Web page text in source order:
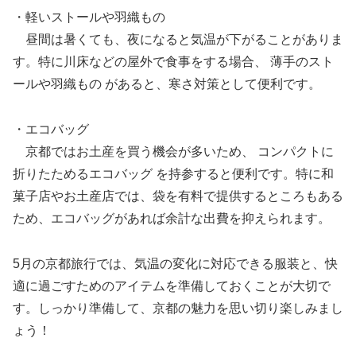
・軽いストールや羽織もの
昼間は暑くても、夜になると気温が下がることがありま
す。特に川床などの屋外で食事をする場合、 薄手のスト
ールや羽織もの があると、寒さ対策として便利です。
・エコバッグ
京都ではお土産を買う機会が多いため、 コンパクトに
折りたためるエコバッグ を持参すると便利です。特に和
菓子店やお土産店では、袋を有料で提供するところもある
ため、エコバッグがあれば余計な出費を抑えられます。
5月の京都旅行では、気温の変化に対応できる服装と、快
適に過ごすためのアイテムを準備しておくことが大切で
す。しっかり準備して、京都の魅力を思い切り楽しみまし
ょう！